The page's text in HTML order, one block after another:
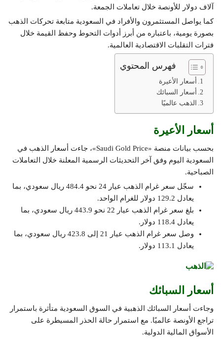
آلاف دولار للأونصة خلال تعاملات الجمعة.
كما يواصل المستثمرون والأفراد في السعودية متابعة تحركات الذهب
بصورة يومية، باعتباره من أبرز أدوات التحوط وحفظ القيمة خلال
فترات التقلبات الاقتصادية العالمية.
فهرس المحتوي
أسعار الأعيرة
أسعار السبائك
الذهب عالميًا
أسعار الأعيرة
بحسب بيانات منصة «Saudi Gold Price»، جاءت أسعار الذهب في
السعودية اليوم وفق آخر التحديثات الرسمية المعلنة خلال التعاملات
الصباحية.
سجّل سعر غرام الذهب عيار 24 نحو 484.4 ريال سعودي، بما
يعادل 129.2 دولار للغرام الواحد.
بلغ سعر غرام الذهب عيار 22 نحو 443.9 ريال سعودي، بما
يعادل 118.4 دولار.
وصل سعر غرام الذهب عيار 21 إلى 423.8 ريال سعودي، بما
يعادل 113.1 دولار.
أسعار السبائك
وجاءت أسعار السبائك الذهبية في السوق السعودية متأثرة باستمرار
تراجع الأونصة عالميًا. مع استمرار حالة الحذر المسيطرة على
الأسواق المالية الدولية.